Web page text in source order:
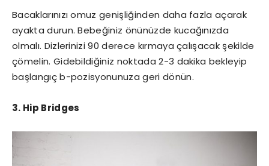
Bacaklarınızı omuz genişliğinden daha fazla açarak
ayakta durun. Bebeğiniz önünüzde kucağınızda
olmalı. Dizlerinizi 90 derece kırmaya çalışacak şekilde
çömelin. Gidebildiğiniz noktada 2-3 dakika bekleyip
başlangıç b-pozisyonunuza geri dönün.
3. Hip Bridges